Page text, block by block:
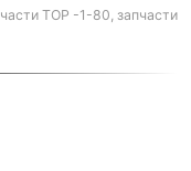
ТОР -1-80, запчасти